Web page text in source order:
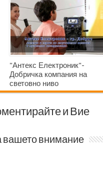
"Антекс Електроник"-
Добричка компания на
световно ниво
и Вие
вашето внимание